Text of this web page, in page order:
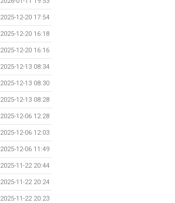
2025-12-20 17:54
2025-12-20 16:18
2025-12-20 16:16
2025-12-13 08:34
2025-12-13 08:30
2025-12-13 08:28
2025-12-06 12:28
2025-12-06 12:03
2025-12-06 11:49
2025-11-22 20:44
2025-11-22 20:24
2025-11-22 20:23